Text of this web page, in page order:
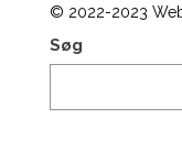
© 2022-2023
Søg